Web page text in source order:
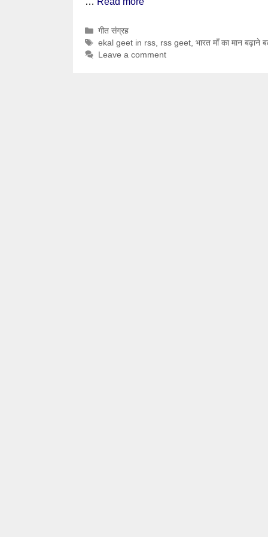
Categories
गीत संग्रह
Tags
ekal geet in rss, rss geet, भारत माँ का मान बढ़ाने
Leave a comment